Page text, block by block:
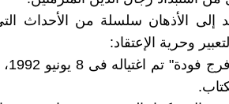
إلى الأذهان سلسلة من الأحداث
وحرية الإعتقاد:
•